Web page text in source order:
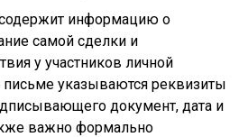
информацию о
самой сделки и
у участников личной
письме указываются реквизиты
документ, дата и
важно формально